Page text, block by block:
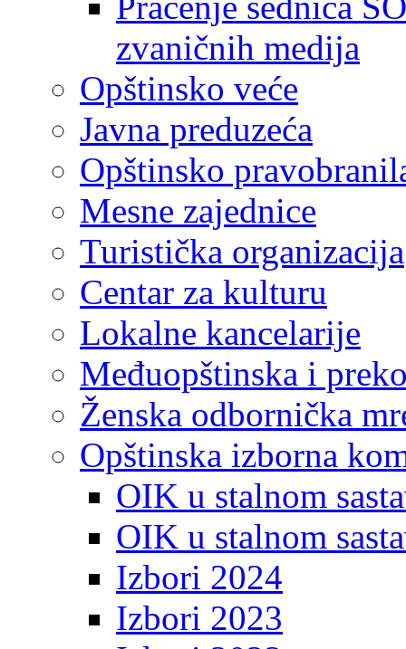
zvaničnih medija
Opštinsko veće
Javna preduzeća
Opštinsko
Mesne zajednice
Turistička organizacija
Centar za kulturu
Lokalne kancelarije
Međuopštinska i
Ženska odbornička
Opštinska izborna
OIK u stalnom
OIK u stalnom
Izbori 2024
Izbori 2023